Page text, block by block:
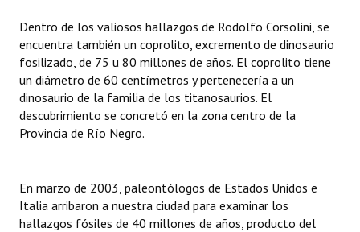
Huéspedes de Honor - Registro
Antiguos Pobladores - Registro
Reconocimientos - Registro
Bariloche, Municipio intercultural
REFORMA DE LA CARTA ORGÁNICA
Dentro de los valiosos hallazgos de Rodolfo Corsolini, se
encuentra también un coprolito, excremento de dinosaurio
fosilizado, de 75 u 80 millones de años. El coprolito tiene
un diámetro de 60 centímetros y pertenecería a un
dinosaurio de la familia de los titanosaurios. El
descubrimiento se concretó en la zona centro de la
Provincia de Río Negro.
En marzo de 2003, paleontólogos de Estados Unidos e
Italia arribaron a nuestra ciudad para examinar los
hallazgos fósiles de 40 millones de años, producto del